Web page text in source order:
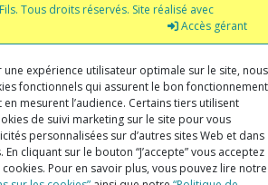
Tous droits réservés. Site réalisé avec
Accès gérant
expérience utilisateur optimale sur le site, nous
fonctionnels qui assurent le bon fonctionnement
mesurent l’audience. Certains tiers utilisent
de suivi marketing sur le site pour vous
personnalisées sur d’autres sites Web et dans
cliquant sur le bouton “J’accepte” vous acceptez
cookies. Pour en savoir plus, vous pouvez lire notre